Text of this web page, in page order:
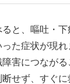
と、嘔吐・
た症状が現
害につなが
せず、すぐ